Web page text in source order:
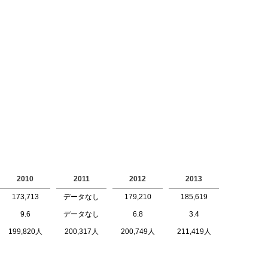
2010 2011 2012 2013
173,713 データなし 179,210 185,619
9.6 データなし 6.8 3.4
199,820人 200,317人 200,749人 211,419人